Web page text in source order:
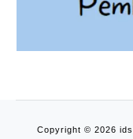
Copyright © 2026